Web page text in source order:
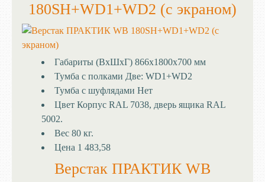
180SH+WD1+WD2 (с экраном)
Габариты (ВхШхГ) 866x1800x700 мм
Тумба с полками Две: WD1+WD2
Тумба с шуфлядами Нет
Цвет Корпус RAL 7038, дверь ящика RAL
5002.
Вес 80 кг.
Цена 1 483,58
Верстак ПРАКТИК WB